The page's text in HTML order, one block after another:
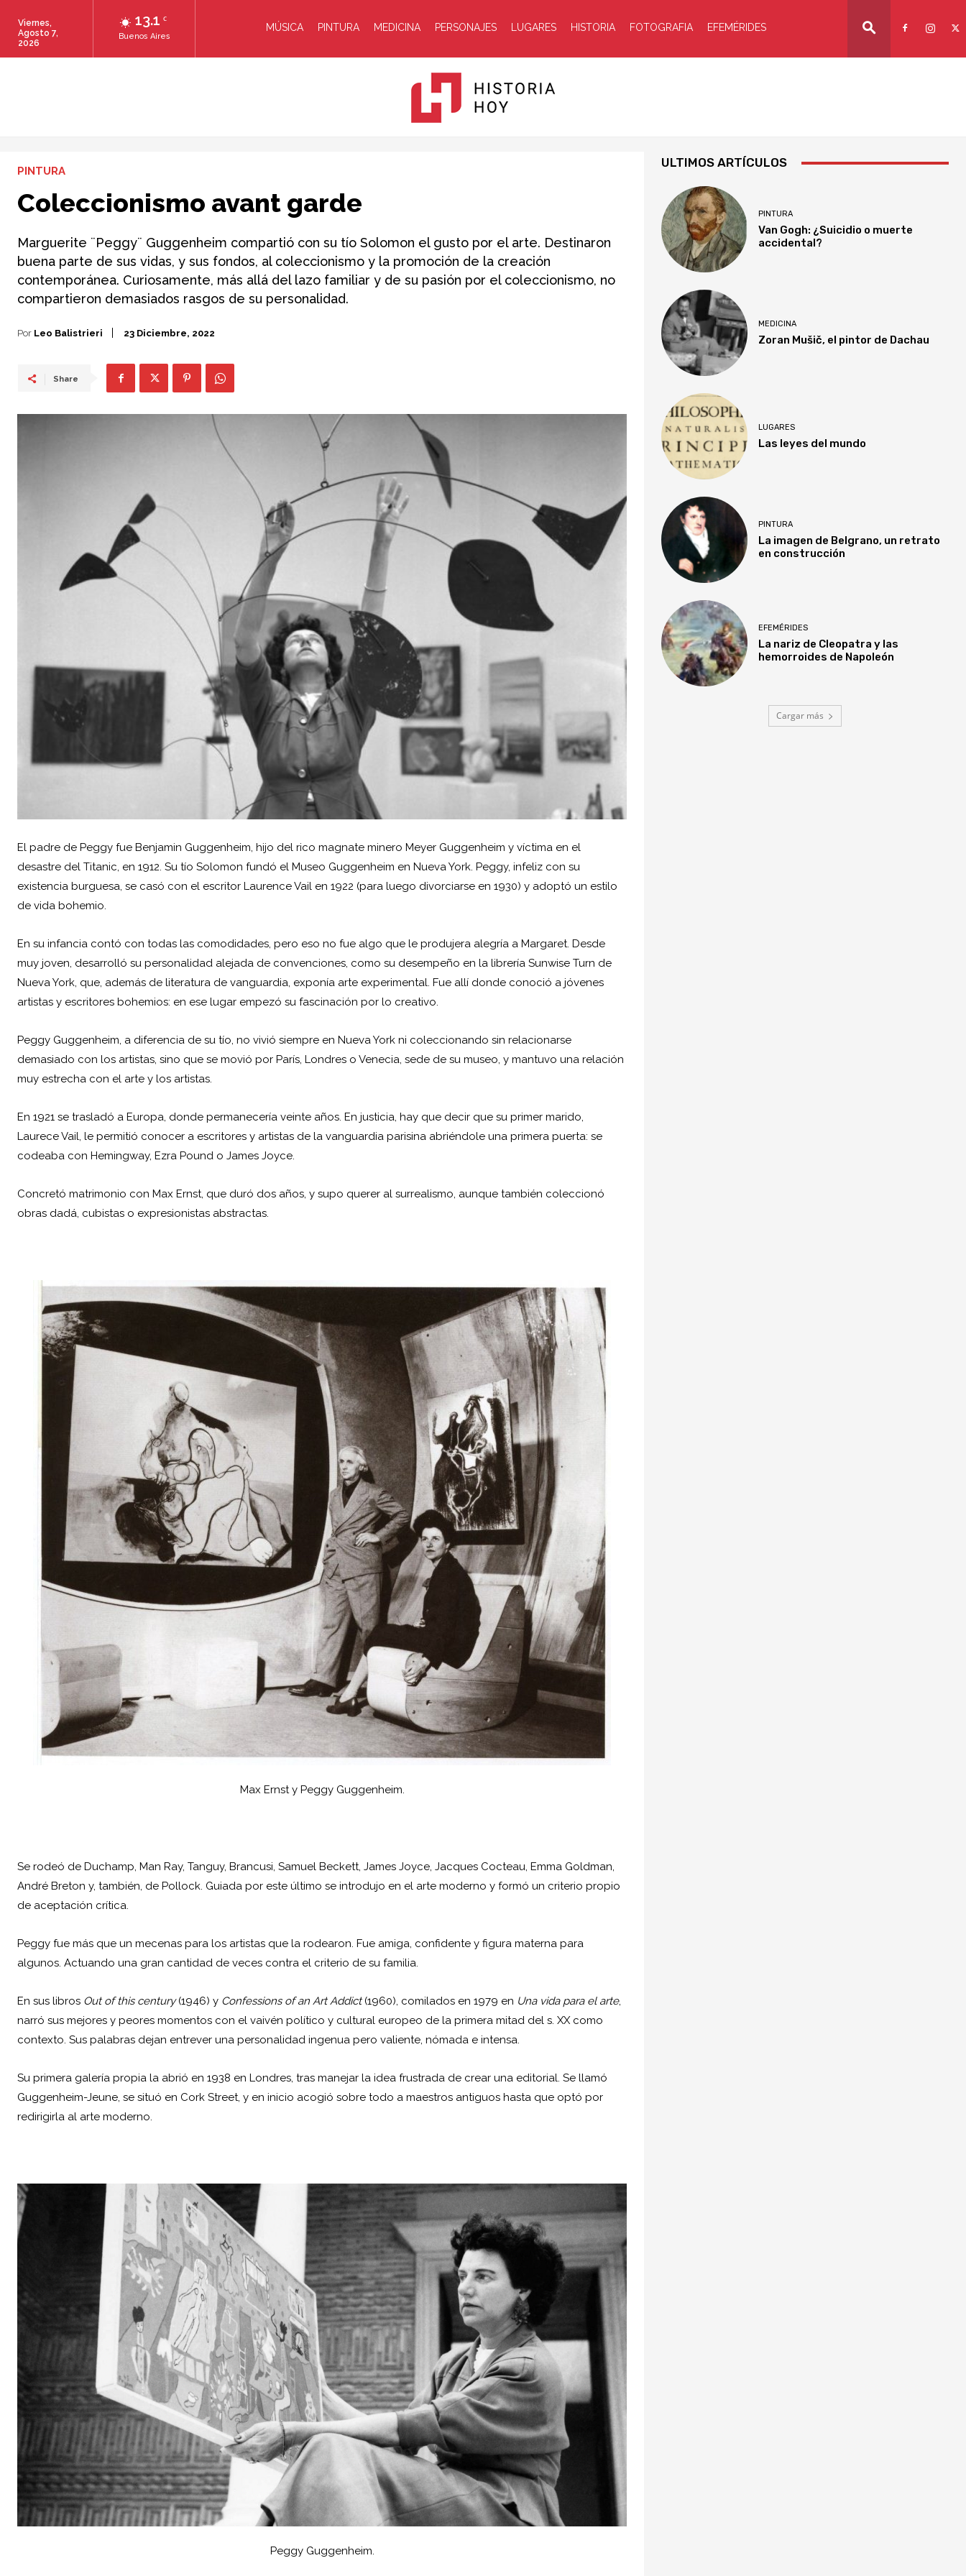
13.1 C
Buenos Aires
Viernes,
Agosto 7,
2026
MÚSICA PINTURA MEDICINA PERSONAJES LUGARES HISTORIA FOTOGRAFIA EFEMÉRIDES
PINTURA
Coleccionismo avant garde
Marguerite ¨Peggy¨ Guggenheim compartió con su tío Solomon el gusto por el arte. Destinaron
buena parte de sus vidas, y sus fondos, al coleccionismo y la promoción de la creación
contemporánea. Curiosamente, más allá del lazo familiar y de su pasión por el coleccionismo, no
compartieron demasiados rasgos de su personalidad.
Por Leo Balistrieri 23 Diciembre, 2022
Share
El padre de Peggy fue Benjamin Guggenheim, hijo del rico magnate minero Meyer Guggenheim y víctima en el
desastre del Titanic, en 1912. Su tío Solomon fundó el Museo Guggenheim en Nueva York. Peggy, infeliz con su
existencia burguesa, se casó con el escritor Laurence Vail en 1922 (para luego divorciarse en 1930) y adoptó un estilo
de vida bohemio.
En su infancia contó con todas las comodidades, pero eso no fue algo que le produjera alegría a Margaret. Desde
muy joven, desarrolló su personalidad alejada de convenciones, como su desempeño en la librería Sunwise Turn de
Nueva York, que, además de literatura de vanguardia, exponía arte experimental. Fue allí donde conoció a jóvenes
artistas y escritores bohemios: en ese lugar empezó su fascinación por lo creativo.
Peggy Guggenheim, a diferencia de su tío, no vivió siempre en Nueva York ni coleccionando sin relacionarse
demasiado con los artistas, sino que se movió por París, Londres o Venecia, sede de su museo, y mantuvo una relación
muy estrecha con el arte y los artistas.
En 1921 se trasladó a Europa, donde permanecería veinte años. En justicia, hay que decir que su primer marido,
Laurece Vail, le permitió conocer a escritores y artistas de la vanguardia parisina abriéndole una primera puerta: se
codeaba con Hemingway, Ezra Pound o James Joyce.
Concretó matrimonio con Max Ernst, que duró dos años, y supo querer al surrealismo, aunque también coleccionó
obras dadá, cubistas o expresionistas abstractas.
Max Ernst y Peggy Guggenheim.
Se rodeó de Duchamp, Man Ray, Tanguy, Brancusi, Samuel Beckett, James Joyce, Jacques Cocteau, Emma Goldman,
André Breton y, también, de Pollock. Guiada por este último se introdujo en el arte moderno y formó un criterio propio
de aceptación crítica.
Peggy fue más que un mecenas para los artistas que la rodearon. Fue amiga, confidente y figura materna para
algunos. Actuando una gran cantidad de veces contra el criterio de su familia.
En sus libros Out of this century(1946) y Confessions of an Art Addict(1960), comilados en 1979 en Una vida para el arte,
narró sus mejores y peores momentos con el vaivén político y cultural europeo de la primera mitad del s. XX como
contexto. Sus palabras dejan entrever una personalidad ingenua pero valiente, nómada e intensa.
Su primera galería propia la abrió en 1938 en Londres, tras manejar la idea frustrada de crear una editorial. Se llamó
Guggenheim-Jeune, se situó en Cork Street, y en inicio acogió sobre todo a maestros antiguos hasta que optó por
redirigirla al arte moderno.
Peggy Guggenheim.
ULTIMOS ARTÍCULOS
PINTURA
Van Gogh: ¿Suicidio o muerte
accidental?
MEDICINA
Zoran Mušič, el pintor de Dachau
LUGARES
Las leyes del mundo
PINTURA
La imagen de Belgrano, un retrato
en construcción
EFEMÉRIDES
La nariz de Cleopatra y las
hemorroides de Napoleón
Cargar más